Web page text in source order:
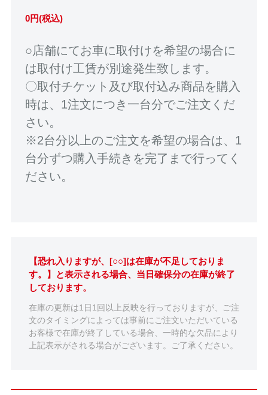
0円(税込)
○店舗にてお車に取付けを希望の場合に
は取付け工賃が別途発生致します。
〇取付チケット及び取付込み商品を購入
時は、1注文につき一台分でご注文くだ
さい。
※2台分以上のご注文を希望の場合は、1
台分ずつ購入手続きを完了まで行ってく
ださい。
【恐れ入りますが、[○○]は在庫が不足しておりま
す。】と表示される場合、当日確保分の在庫が終了
しております。
在庫の更新は1日1回以上反映を行っておりますが、ご注
文のタイミングによっては事前にご注文いただいている
お客様で在庫が終了している場合、一時的な欠品により
上記表示がされる場合がございます。ご了承ください。